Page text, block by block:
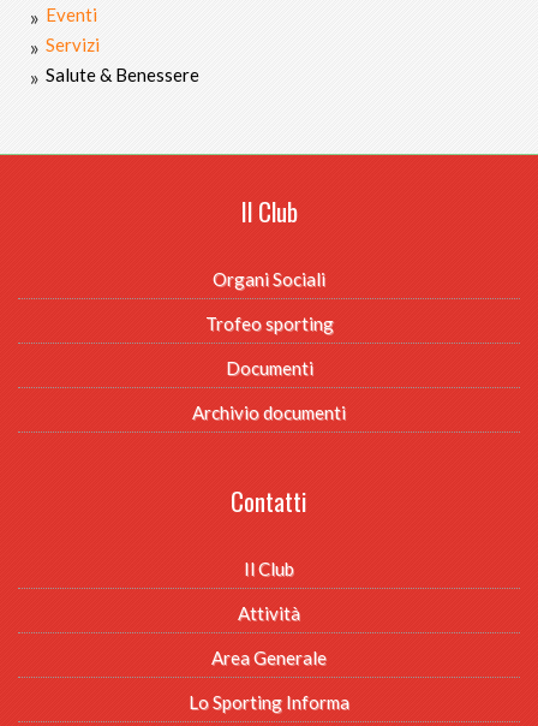
Eventi
Servizi
Salute & Benessere
Il Club
Organi Sociali
Trofeo sporting
Documenti
Archivio documenti
Contatti
Il Club
Attività
Area Generale
Lo Sporting Informa